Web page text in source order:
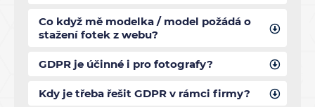
Co když mě modelka / model požádá o
stažení fotek z webu?
GDPR je účinné i pro fotografy?
Kdy je třeba řešit GDPR v rámci firmy?